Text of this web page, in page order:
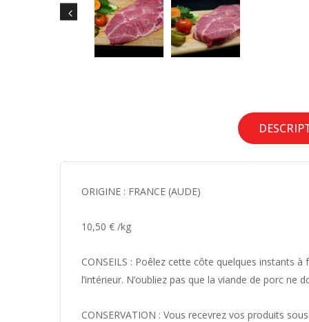
ORIGINE : FRANCE (AUDE)
10,50 € /kg
CONSEILS : Poêlez cette côte quelques instants à
l’intérieur. N’oubliez pas que la viande de porc ne
CONSERVATION : Vous recevrez vos produits